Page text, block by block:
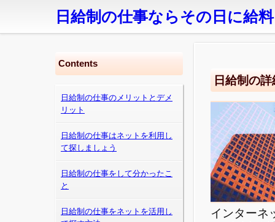
日給制の仕事ならその日に給
Contents
日給制の仕事のメリットとデメ
リット
日給制の仕事はネットを利用し
て探しましょう
日給制の仕事をして分かったこ
と
日給制の仕事をネットを活用し
日給制の
インターネ